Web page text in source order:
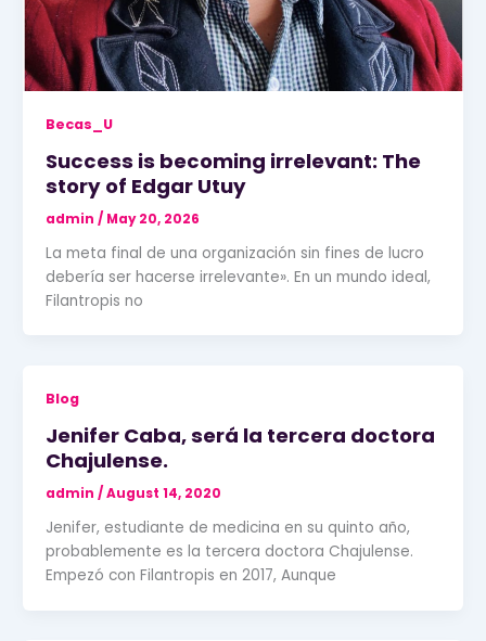
Becas_U
Success is becoming irrelevant: The
story of Edgar Utuy
admin / May 20, 2026
La meta final de una organización sin fines de lucro
debería ser hacerse irrelevante». En un mundo ideal,
Filantropis no
Blog
Jenifer Caba, será la tercera doctora
Chajulense.
admin /August 14, 2020
Jenifer, estudiante de medicina en su quinto año,
probablemente es la tercera doctora Chajulense.
Empezó con Filantropis en 2017, Aunque